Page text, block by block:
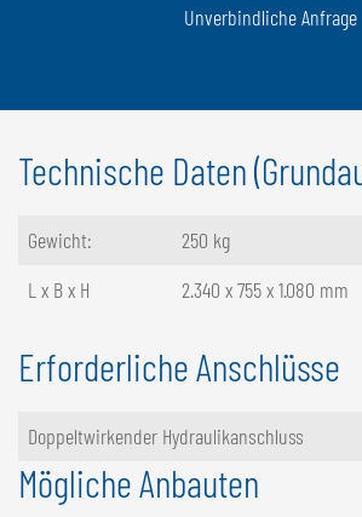
Unverbindliche Anfrage
Technische Daten
Gewicht:
250 kg
L x B x H
2.340 x 755 x 1.080 mm
Erforderliche Anschlüsse
Doppeltwirkender Hydraulikanschluss
Mögliche Anbauten